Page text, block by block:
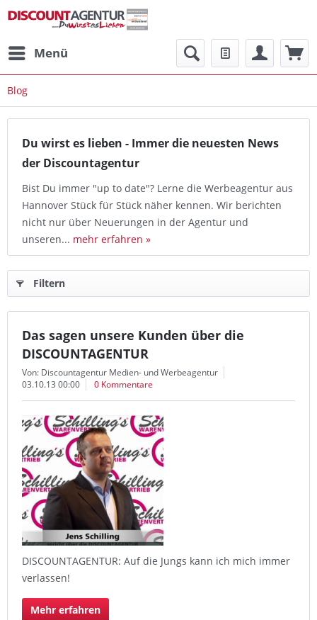
Menü
Blog
Du wirst es lieben - Immer die neuesten News
der Discountagentur
Bist Du immer "up to date"? Lerne die Werbeagentur aus
Hannover Stück für Stück näher kennen. Wir berichten
nicht nur über Neuerungen in der Agentur und
unseren... mehr erfahren »
Filtern
Das sagen unsere Kunden über die
DISCOUNTAGENTUR
Von: Discountagentur Medien- und Werbeagentur
03.10.13 00:00
0 Kommentare
DISCOUNTAGENTUR: Auf die Jungs kann ich mich immer
verlassen!
Mehr erfahren